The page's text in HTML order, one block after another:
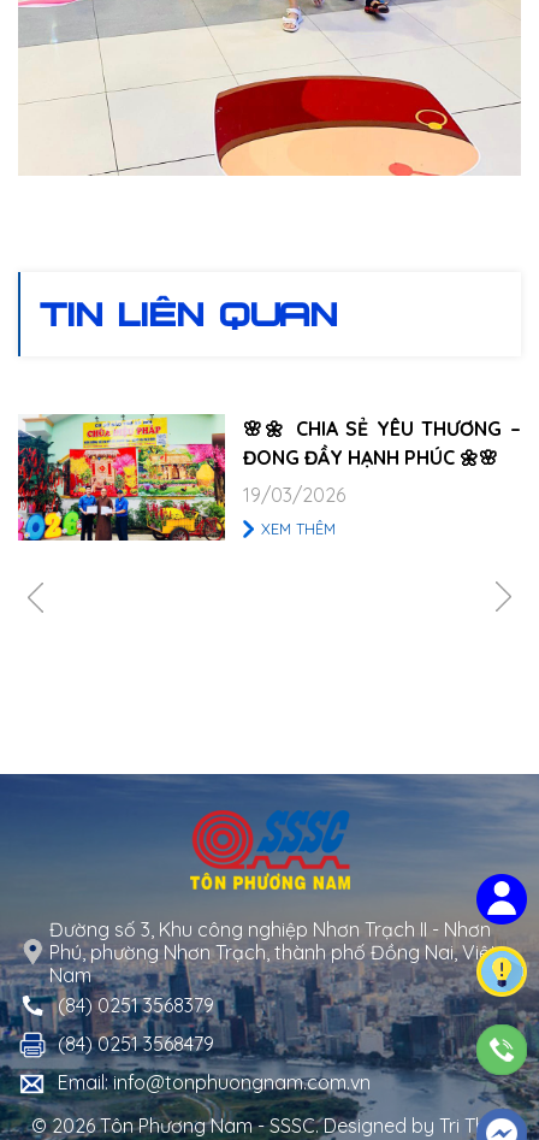
TIN LIÊN QUAN
🌸🌼 CHIA SẺ YÊU THƯƠNG –
ĐONG ĐẦY HẠNH PHÚC 🌼🌸
19/03/2026
XEM THÊM
Đường số 3, Khu công nghiệp Nhơn Trạch II - Nhơn
Phú, phường Nhơn Trạch, thành phố Đồng Nai, Việt
Nam
(84) 0251 3568379
(84) 0251 3568479
Email: info@tonphuongnam.com.vn
© 2026 Tôn Phương Nam - SSSC. Designed by Tri Thuc